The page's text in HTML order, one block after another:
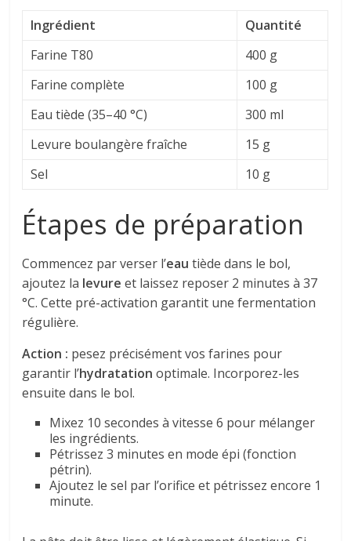
Ingrédient
Quantité
Farine T80
400 g
Farine complète
100 g
Eau tiède (35–40 °C)
300 ml
Levure boulangère fraîche
15 g
Sel
10 g
Étapes de préparation
Commencez par verser l’eau tiède dans le bol,
ajoutez la levure et laissez reposer 2 minutes à 37
°C. Cette pré-activation garantit une fermentation
régulière.
Action : pesez précisément vos farines pour
garantir l’hydratation optimale. Incorporez-les
ensuite dans le bol.
Mixez 10 secondes à vitesse 6 pour mélanger
les ingrédients.
Pétrissez 3 minutes en mode épi (fonction
pétrin).
Ajoutez le sel par l’orifice et pétrissez encore 1
minute.